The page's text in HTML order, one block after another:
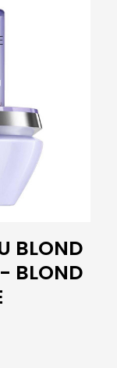
BLOND
- BLOND